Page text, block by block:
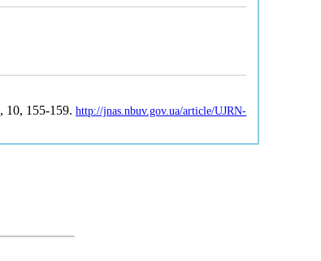
, 10, 155-159.http://jnas.nbuv.gov.ua/article/UJRN-